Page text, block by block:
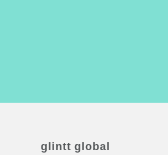
glintt global